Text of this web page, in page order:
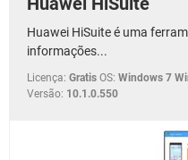
Huawei HiSuite é uma
informações...
Licença: Gratis OS: Windows 7
Versão: 10.1.0.550